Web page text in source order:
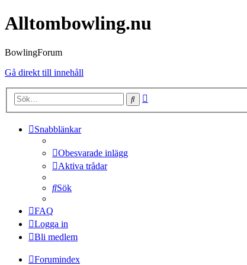
Alltombowling.nu
BowlingForum
Gå direkt till innehåll
Sök
Snabblänkar
Obesvarade inlägg
Aktiva trådar
Sök
FAQ
Logga in
Bli medlem
Forumindex